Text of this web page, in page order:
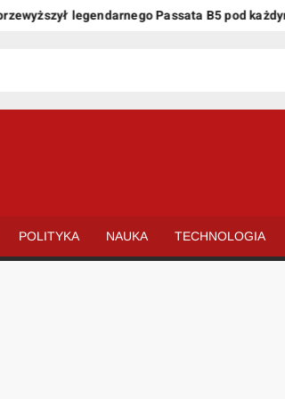
legendarnego Passata B5 pod każdym
POLITYKA NAUKA TECHNOLOGIA